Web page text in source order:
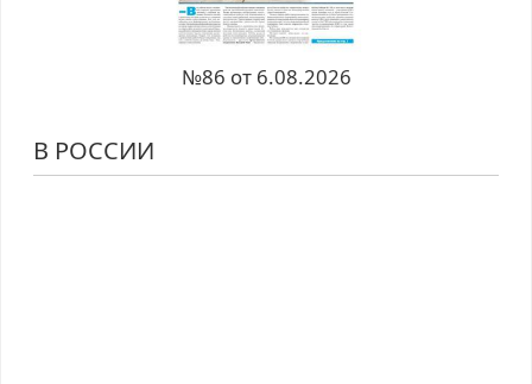
№86 от 6.08.2026
В РОССИИ